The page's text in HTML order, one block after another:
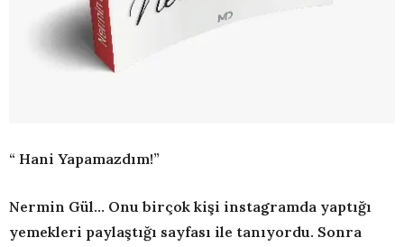
“ Hani Yapamazdım!”
Nermin Gül… Onu birçok kişi instagramda yaptığı
yemekleri paylaştığı sayfası ile tanıyordu. Sonra